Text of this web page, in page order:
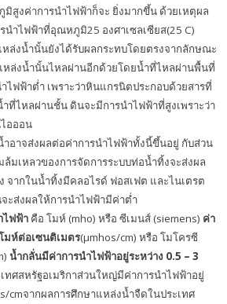
งค่าการนำไฟฟ้าก็จะ ยิ่งมากขึ้น ด้วยเหตุผล
นำไฟฟ้าที่อุณหภูมิ25 องศาเซลเซียส(25 C)
ล่งน้ำนั้นยังได้รับผลกระทบโดยตรงจากลักษณะ
ล่งน้ำนั้นไหลผ่านอีกด้วยโดยน้ำที่ไหลผ่านพื้นที่
ฟฟ้าต่ำ เพราะว่าหินแกรนิตประกอบด้วยสารที่
ที่ไหลผ่านชั้น ดินจะมีการนำไฟฟ้าที่สูงเพราะว่า
อออน
อาจส่งผลต่อค่าการนำไฟฟ้าทั้งนี้ขึ้นอยู่ กับส่วน
มเหลวของการจัดการระบบท่อน้ำทิ้งจะส่งผล
จากในน้ำทิ้งมีคลอไรด์ ฟอสเฟต และไนเตรต
ะส่งผลให้การนำไฟฟ้ามีค่าต่ำ
ไฟฟ้า คือ โมห์ (mho) หรือ ซีเมนส์ (siemens) ค่า
มห์ต่อเซนติเมตร(µmhos/cm) หรือ โมโครซี
น้ำกลั่นมีค่าการนำไฟฟ้าอยู่ระหว่าง 0.5 – 3
ทศสหรัฐอเมริกาส่วนใหญ่มีค่าการนำไฟฟ้าอยู่
cmจากผลการศึกษาแหล่งน้ำจืดในประเทศ